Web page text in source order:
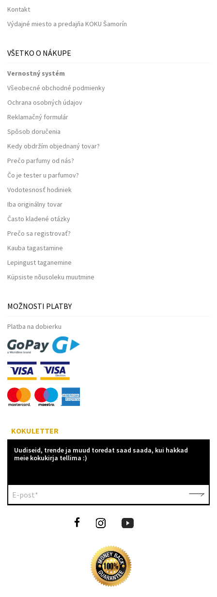
Kontakt
Výdajné miesto a predajňa KOKU Šamorín
VŠETKO O NÁKUPE
Vernostný systém
Všeobecné obchodné podmienky
Ochrana osobných údajov
Reklamačný formulár
Spôsob doručenia
Kedy obdržím objednaný tovar?
Prečo parfumy od nás?
Čo je tester u parfumov?
Vodotesnosť hodiniek
Iba originálny tovar
Často kladené otázky
Prečo sa registrovať?
Kauba tagastamine
Lepingust taganemine
Küpsiste nõusoleku muutmine
MOŽNOSTI PLATBY
Platba na dobierku
KOKULETTER
Uudiseid, trende ja muud toredat saad saada, kui hakkad
meie kokukirja tellima :)
E-post*